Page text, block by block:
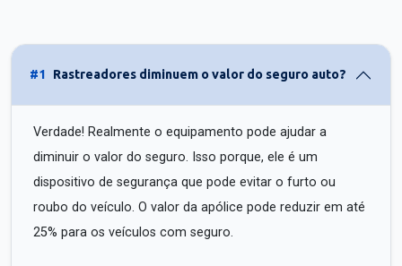
#1 Rastreadores diminuem o valor do seguro auto?
Verdade! Realmente o equipamento pode ajudar a
diminuir o valor do seguro. Isso porque, ele é um
dispositivo de segurança que pode evitar o furto ou
roubo do veículo. O valor da apólice pode reduzir em até
25% para os veículos com seguro.